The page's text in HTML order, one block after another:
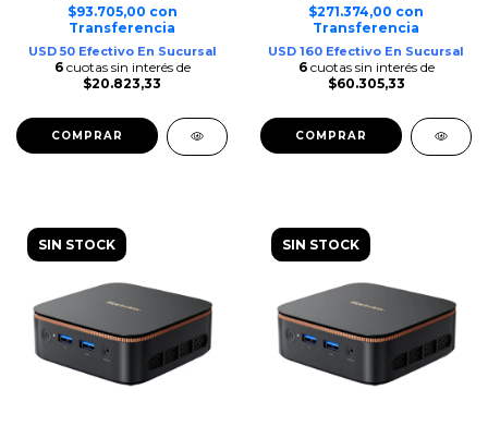
$93.705,00 con
Transferencia
USD 50 Efectivo En Sucursal
6 cuotas sin interés de
$20.823,33
$271.374,00 con
Transferencia
USD 160 Efectivo En Sucursal
6 cuotas sin interés de
$60.305,33
SIN STOCK SIN STOCK